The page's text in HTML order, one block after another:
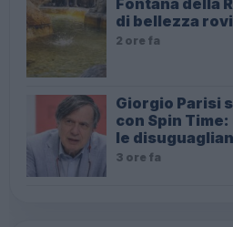
Fontana della
di bellezza
2 ore fa
Giorgio Parisi
con Spin
le
3 ore fa